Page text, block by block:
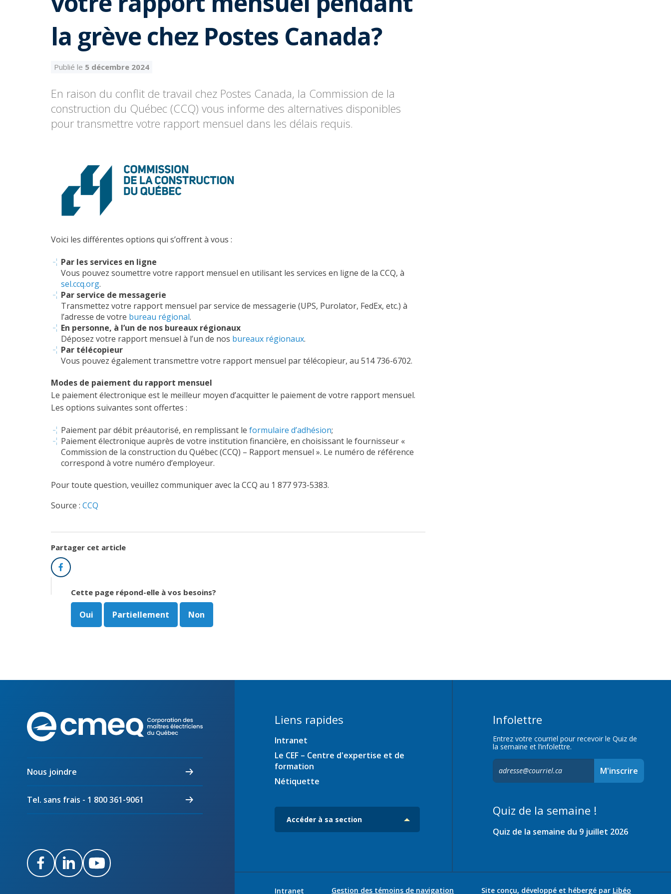
la grève chez Postes Canada?
Publié le 5 décembre 2024
En raison du conflit de travail chez Postes Canada, la Commission de la
construction du Québec (CCQ) vous informe des alternatives disponibles
pour transmettre votre rapport mensuel dans les délais requis.
Voici les différentes options qui s’offrent à vous :
Par les services en ligne
Vous pouvez soumettre votre rapport mensuel en utilisant les services en ligne de la CCQ, à
sel.ccq.org.
Par service de messagerie
Transmettez votre rapport mensuel par service de messagerie (UPS, Purolator, FedEx, etc.) à
l’adresse de votre bureau régional.
En personne, à l’un de nos bureaux régionaux
Déposez votre rapport mensuel à l’un de nos bureaux régionaux.
Par télécopieur
Vous pouvez également transmettre votre rapport mensuel par télécopieur, au 514 736-6702.
Modes de paiement du rapport mensuel
Le paiement électronique est le meilleur moyen d’acquitter le paiement de votre rapport mensuel.
Les options suivantes sont offertes :
Paiement par débit préautorisé, en remplissant le formulaire d’adhésion;
Paiement électronique auprès de votre institution financière, en choisissant le fournisseur «
Commission de la construction du Québec (CCQ) – Rapport mensuel ». Le numéro de référence
correspond à votre numéro d’employeur.
Pour toute question, veuillez communiquer avec la CCQ au 1 877 973-5383.
Source : CCQ
Partager cet article
Facebook
Cette page répond-elle à vos besoins?
Oui Partiellement Non
des
Nous joindre
Tel. sans frais - 1 800 361-9061
FacebookLinkedInYoutube
Liens rapides
Intranet
Le CEF – Centre d'expertise et de
formation
Nétiquette
Accéder à sa section
Infolettre
Entrez votre courriel pour recevoir le Quiz de
la semaine et l’infolettre.
S'inscrire
M'inscrire
Quiz de la semaine !
Quiz de la semaine du 9 juillet 2026
Intranet Gestion des témoins de navigation Site conçu, développé et hébergé par Libéo